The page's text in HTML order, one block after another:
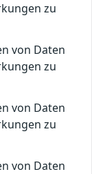
zu
von Daten
zu
von Daten
zu
von Daten